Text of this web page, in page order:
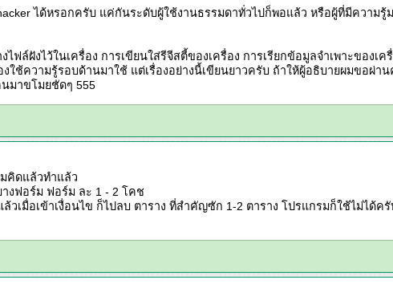
ได้หรอกครับ แค่กันระดับผู้ใช้งานธรรมดาทั่วไปก็พอแล้ว หรือผู้ที่มีความ
ฟล์ฝังไว้ในเครื่อง การเขียนใส่รีจีสตี้ของเครื่อง การเรียกข้อมูลจำเพาะของเ
ใช้ความรู้รอบด้านมาใช้ แต่เรื่องอย่างนี้เขียนยาวครับ ถ้าให้ผู้อธิบายผมขอผ่
มาขโมยชัดๆ 555
มคิดแล้วทำแล้ว
งฟอร์ม ฟอร์ม ละ 1 - 2 โคช
วเมื่อเข้าเงื่อนไข ก็ไปลบ ตาราง ที่สำคัญซัก 1-2 ตาราง โปรแกรมก็ใช้ไม่ได้